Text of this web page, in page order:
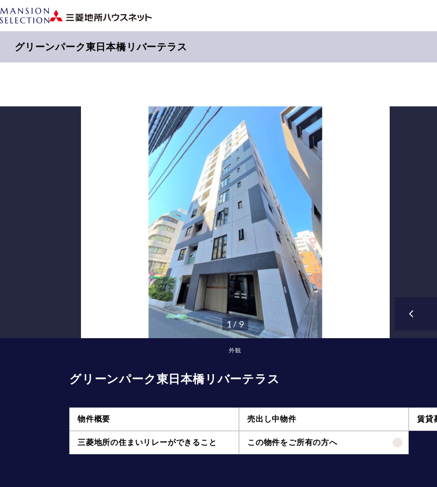
グリーンパーク東日本橋リバーテラス
外観
1 / 9
グリーンパーク東日本橋リバーテラス
物件概要 売出し中物件 賃貸
三菱地所の住まいリレーができること この物件をご所有の方へ